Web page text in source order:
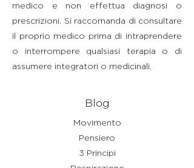
medico e non effettua diagnosi o
prescrizioni. Si raccomanda di consultare
il proprio medico prima di intraprendere
o interrompere qualsiasi terapia o di
assumere integratori o medicinali.
Blog
Movimento
Pensiero
3 Principi